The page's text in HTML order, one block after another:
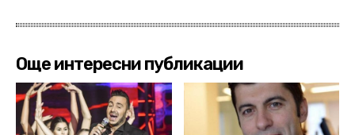
Още интересни публикации